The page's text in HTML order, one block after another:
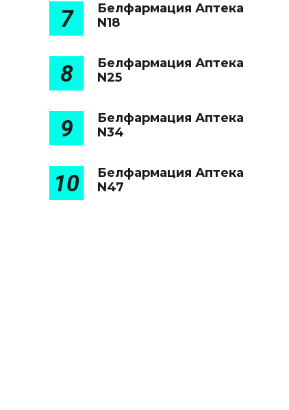
7
Белфармация Аптека
N18
8
Белфармация Аптека
N25
9
Белфармация Аптека
N34
10
Белфармация Аптека
N47